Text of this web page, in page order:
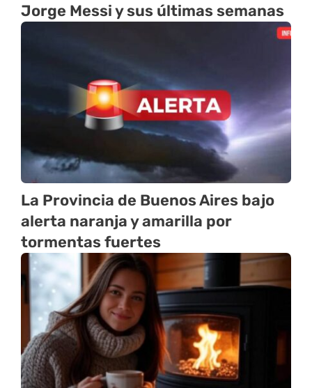
Jorge Messi y sus últimas semanas
La Provincia de Buenos Aires bajo
alerta naranja y amarilla por
tormentas fuertes